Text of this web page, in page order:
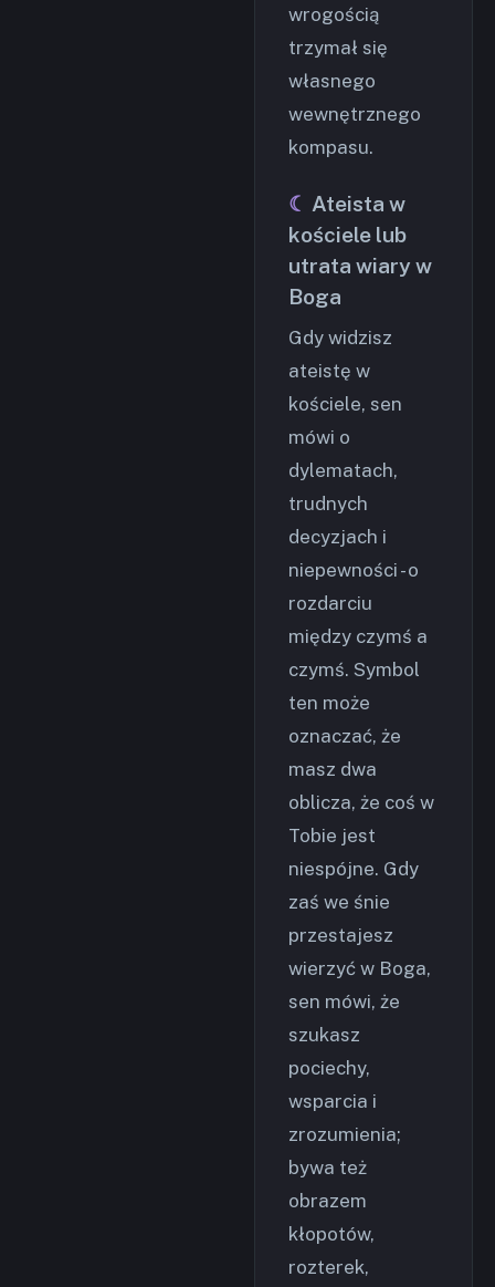
wrogością
trzymał się
własnego
wewnętrznego
kompasu.
Ateista w
kościele lub
utrata wiary w
Boga
Gdy widzisz
ateistę w
kościele, sen
mówi o
dylematach,
trudnych
decyzjach i
niepewności - o
rozdarciu
między czymś a
czymś. Symbol
ten może
oznaczać, że
masz dwa
oblicza, że coś w
Tobie jest
niespójne. Gdy
zaś we śnie
przestajesz
wierzyć w Boga,
sen mówi, że
szukasz
pociechy,
wsparcia i
zrozumienia;
bywa też
obrazem
kłopotów,
rozterek,